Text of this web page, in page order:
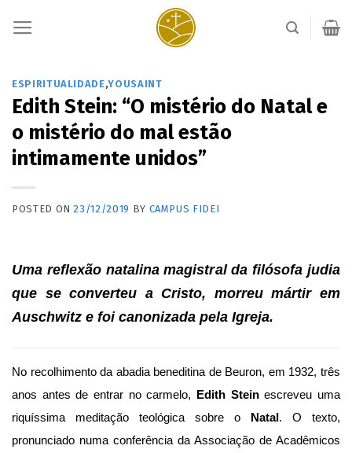
ESPIRITUALIDADE,YOUSAINT
Edith Stein: “O mistério do Natal e
o mistério do mal estão
intimamente unidos”
POSTED ON23/12/2019 BY CAMPUS FIDEI
Uma reflexão natalina magistral da filósofa judia
que se converteu a Cristo, morreu mártir em
Auschwitz e foi canonizada pela Igreja.
No recolhimento da abadia beneditina de Beuron, em 1932, três
anos antes de entrar no carmelo,
Edith Steinescreveu uma
riquíssima meditação teológica sobre o
Natal . O texto,
pronunciado numa conferência da Associação de Acadêmicos